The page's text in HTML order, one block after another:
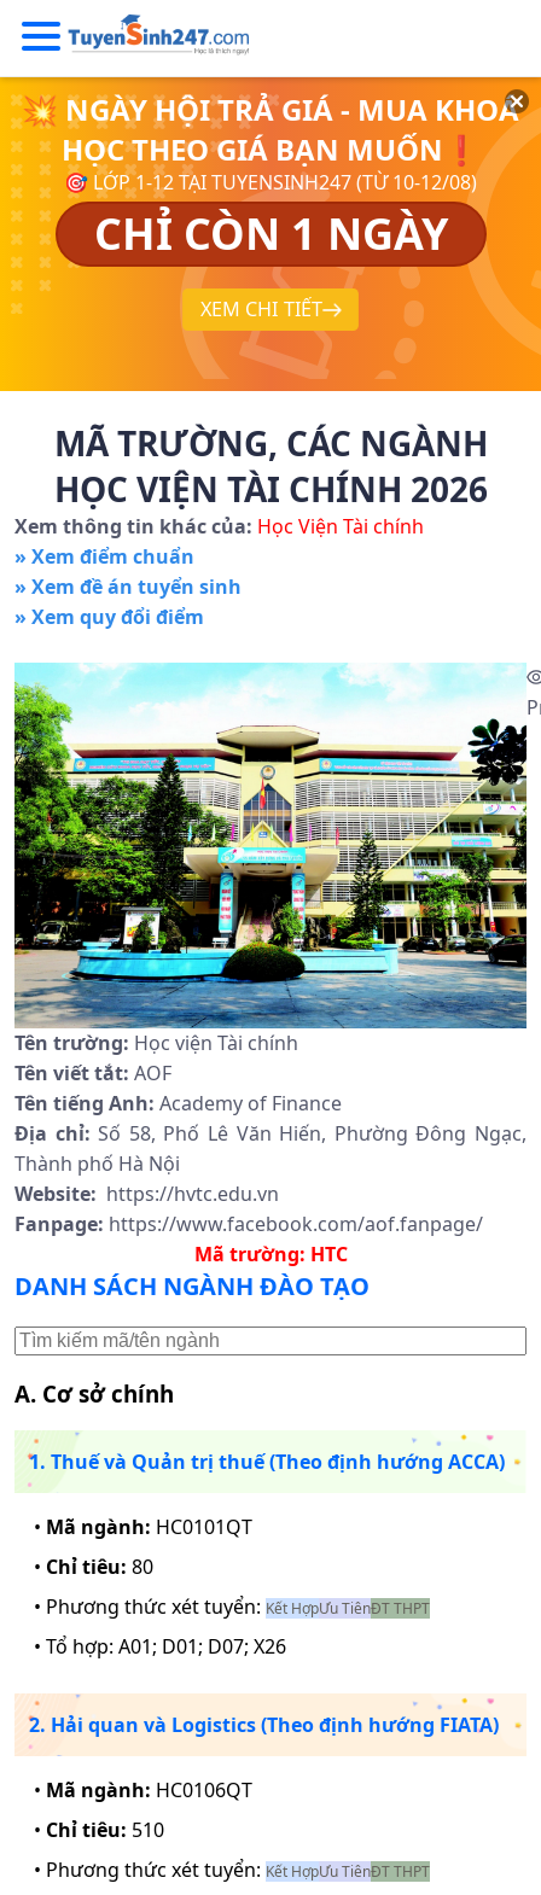
💥 NGÀY HỘI TRẢ GIÁ - MUA KHOÁ
HỌC THEO GIÁ BẠN MUỐN❗
🎯 LỚP 1-12 TẠI TUYENSINH247 (TỪ 10-12/08)
CHỈ CÒN 1 NGÀY
XEM CHI TIẾT
MÃ TRƯỜNG, CÁC NGÀNH
HỌC VIỆN TÀI CHÍNH 2026
Xem thông tin khác của: Học Viện Tài chính
» Xem điểm chuẩn
» Xem đề án tuyển sinh
» Xem quy đổi điểm
Tên trường: Học viện Tài chính
Tên viết tắt: AOF
Tên tiếng Anh: Academy of Finance
Địa chỉ: Số 58, Phố Lê Văn Hiến, Phường Đông Ngạc,
Thành phố Hà Nội
Website: https://hvtc.edu.vn
Fanpage: https://www.facebook.com/aof.fanpage/
Mã trường: HTC
DANH SÁCH NGÀNH ĐÀO TẠO
A. Cơ sở chính
1. Thuế và Quản trị thuế (Theo định hướng ACCA)
• Mã ngành: HC0101QT
• Chỉ tiêu: 80
• Phương thức xét tuyển: Kết HợpƯu TiênĐT THPT
• Tổ hợp: A01; D01; D07; X26
2. Hải quan và Logistics (Theo định hướng FIATA)
• Mã ngành: HC0106QT
• Chỉ tiêu: 510
• Phương thức xét tuyển: Kết HợpƯu TiênĐT THPT